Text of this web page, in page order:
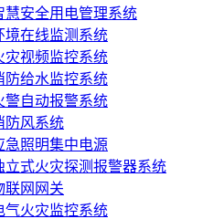
慧安全用电管理系统
境在线监测系统
灾视频监控系统
防给水监控系统
警自动报警系统
防风系统
急照明集中电源
立式火灾探测报警器系统
联网网关
气火灾监控系统